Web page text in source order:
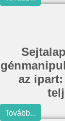
az
Tovább...